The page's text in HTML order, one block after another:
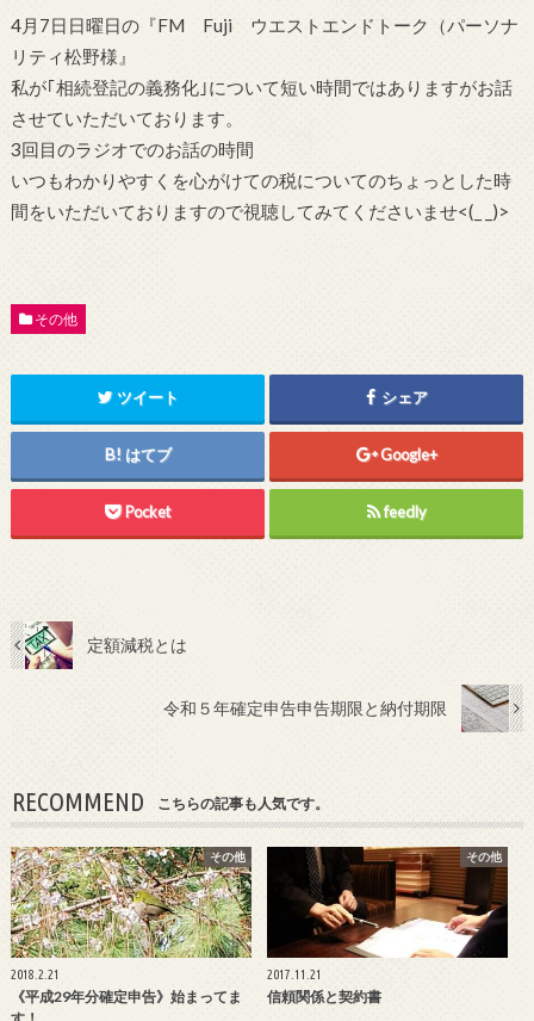
4月7日日曜日の『FM Fuji ウエストエンドトーク（パーソナ
リティ松野様』
私が｢相続登記の義務化｣について短い時間ではありますがお話
させていただいております。
3回目のラジオでのお話の時間
いつもわかりやすくを心がけての税についてのちょっとした時
間をいただいておりますので視聴してみてくださいませ<(_ _)>
その他
ツイート シェア
はてブ Google+
Pocket feedly
定額減税とは
令和５年確定申告申告期限と納付期限
RECOMMEND こちらの記事も人気です。
その他
2018.2.21
《平成29年分確定申告》始まってま
その他
2017.11.21
信頼関係と契約書